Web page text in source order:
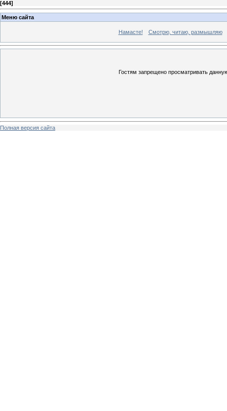
[444]
Меню сайта
Намасте! Смотрю, читаю, размышляю
Гостям запрещено просматривать
Полная версия сайта